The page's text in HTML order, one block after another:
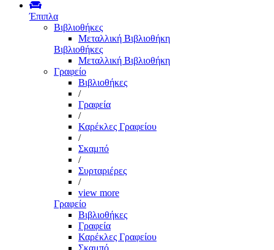
Έπιπλα
Βιβλιοθήκες
Μεταλλική Βιβλιοθήκη
Βιβλιοθήκες
Μεταλλική Βιβλιοθήκη
Γραφείο
Βιβλιοθήκες
/
Γραφεία
/
Καρέκλες Γραφείου
/
Σκαμπό
/
Συρταριέρες
/
view more
Γραφείο
Βιβλιοθήκες
Γραφεία
Καρέκλες Γραφείου
Σκαμπό